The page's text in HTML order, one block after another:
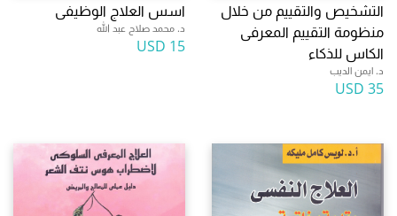
التشخيص والتقييم من خلال
منظومة التقييم المعرفى
الكاس للذكاء
د. ايمن الديب
35 USD
اسس العلاج الوظيفى
د. محمد صلاح عبد الله
15 USD